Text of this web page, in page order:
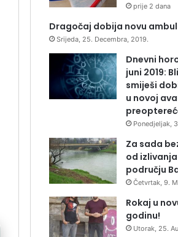
prije 2 dana
Dragočaj dobija novu
Srijeda, 25. Decembra, 2019.
Dnevni
juni 2019:
smiješi
u novoj
Ponedjeljak,
Za sada
od
području
Četvrtak, 9.
Rokaj u
godinu!
Utorak, 25.